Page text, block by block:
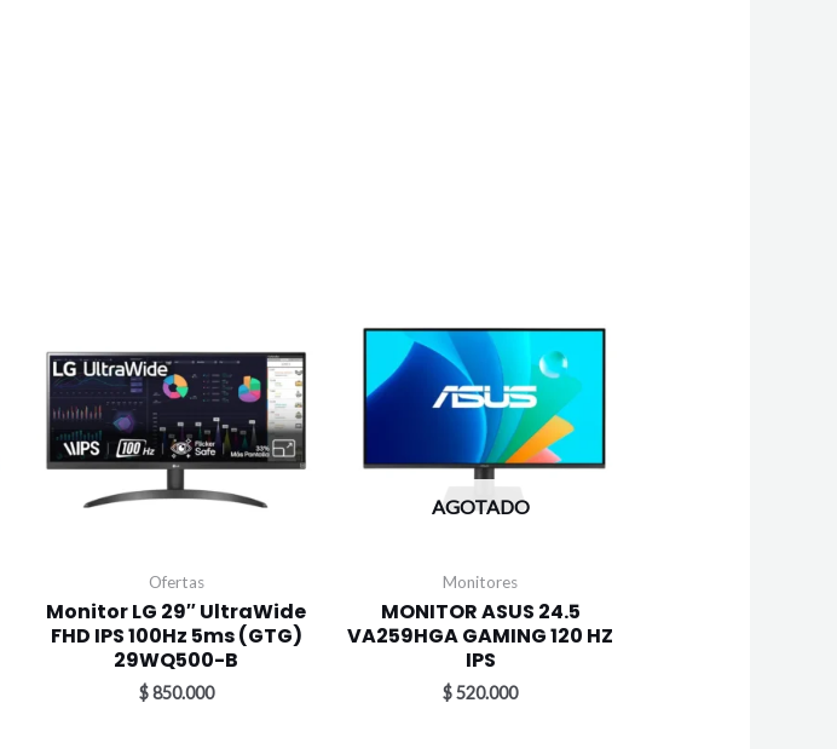
Ofertas
Monitor LG 29″ UltraWide
FHD IPS 100Hz 5ms (GTG)
29WQ500-B
$850.000
AGOTADO
Monitores
MONITOR ASUS 24.5
VA259HGA GAMING 120 HZ
IPS
$520.000